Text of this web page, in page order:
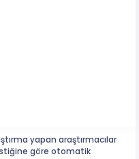
yapan araştırmacılar
göre otomatik